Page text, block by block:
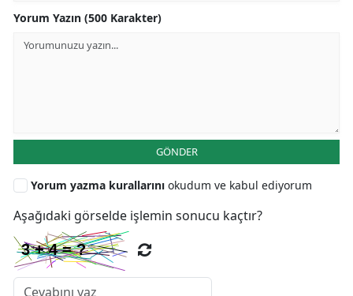
Yorum Yazın (500 Karakter)
GÖNDER
Yorum yazma kurallarını okudum ve kabul ediyorum
Aşağıdaki görselde işlemin sonucu kaçtır?